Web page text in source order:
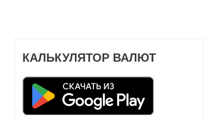
КАЛЬКУЛЯТОР ВАЛЮТ